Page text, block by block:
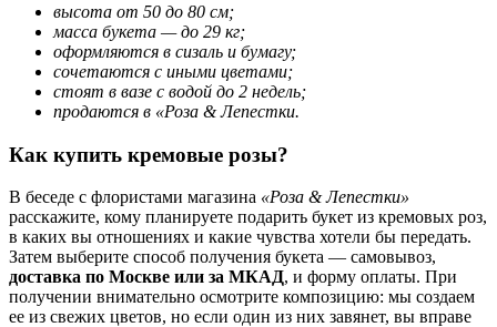
высота от 50 до 80 см;
масса букета — до 29 кг;
оформляются в сизаль и бумагу;
сочетаются с иными цветами;
стоят в вазе с водой до 2 недель;
продаются в «Роза & Лепестки.
Как купить кремовые розы?
В беседе с флористами магазина «Роза & Лепестки»
расскажите, кому планируете подарить букет из кремовых роз,
в каких вы отношениях и какие чувства хотели бы передать.
Затем выберите способ получения букета — самовывоз,
доставка по Москве или за МКАД, и форму оплаты. При
получении внимательно осмотрите композицию: мы создаем
ее из свежих цветов, но если один из них завянет, вы вправе